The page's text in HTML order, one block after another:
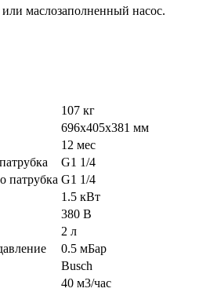
маслозаполненный насос.
107 кг
696x405x381 мм
12 мес
G1 1/4
патрубка G1 1/4
1.5 кВт
380 В
2 л
0.5 мБар
Busch
40 м3/час